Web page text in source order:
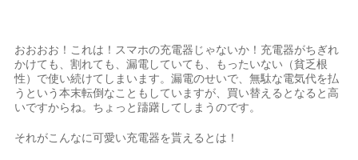
おおおお！これは！スマホの充電器じゃないか！充電器がちぎれ
かけても、割れても、漏電していても、もったいない（貧乏根
性）で使い続けてしまいます。漏電のせいで、無駄な電気代を払
うという本末転倒なこともしていますが、買い替えるとなると高
いですからね。ちょっと躊躇してしまうのです。
それがこんなに可愛い充電器を貰えるとは！